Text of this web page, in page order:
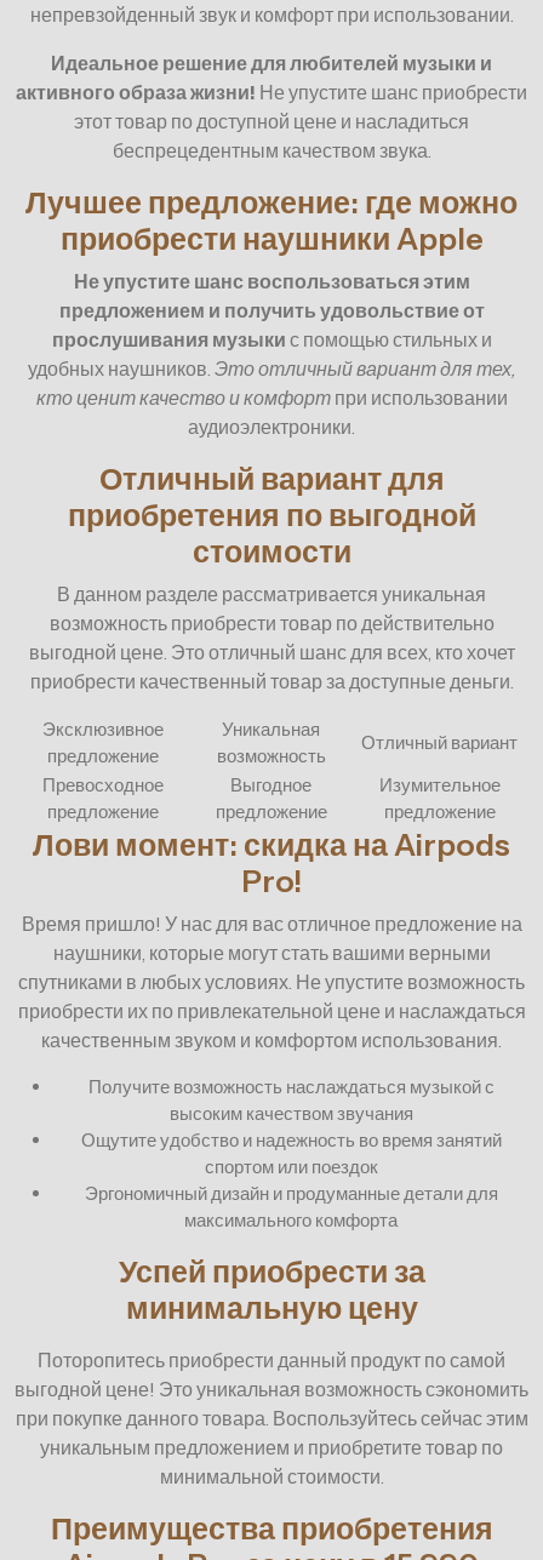
непревзойденный звук и комфорт при использовании.
Идеальное решение для любителей музыки и
активного образа жизни! Не упустите шанс приобрести
этот товар по доступной цене и насладиться
беспрецедентным качеством звука.
Лучшее предложение: где можно
приобрести наушники Apple
Не упустите шанс воспользоваться этим
предложением и получить удовольствие от
прослушивания музыки с помощью стильных и
удобных наушников. Это отличный вариант для тех,
кто ценит качество и комфортпри использовании
аудиоэлектроники.
Отличный вариант для
приобретения по выгодной
стоимости
В данном разделе рассматривается уникальная
возможность приобрести товар по действительно
выгодной цене. Это отличный шанс для всех, кто хочет
приобрести качественный товар за доступные деньги.
Эксклюзивное
предложение
Уникальная
возможность
Отличный вариант
Превосходное
предложение
Выгодное
предложение
Изумительное
предложение
Лови момент: скидка на Airpods
Pro!
Время пришло! У нас для вас отличное предложение на
наушники, которые могут стать вашими верными
спутниками в любых условиях. Не упустите возможность
приобрести их по привлекательной цене и наслаждаться
качественным звуком и комфортом использования.
Получите возможность наслаждаться музыкой с
высоким качеством звучания
Ощутите удобство и надежность во время занятий
спортом или поездок
Эргономичный дизайн и продуманные детали для
максимального комфорта
Успей приобрести за
минимальную цену
Поторопитесь приобрести данный продукт по самой
выгодной цене! Это уникальная возможность сэкономить
при покупке данного товара. Воспользуйтесь сейчас этим
уникальным предложением и приобретите товар по
минимальной стоимости.
Преимущества приобретения